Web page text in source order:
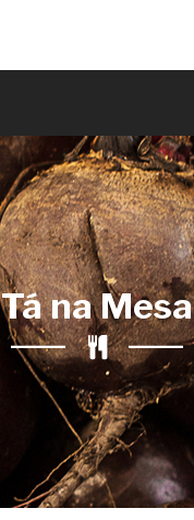
Tá na Mesa